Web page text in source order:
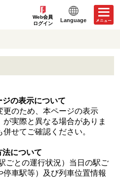
Web会員
ログイン
Language
の表示について
のため、本ページの表示
が実際と異なる場合がありま
せてご確認ください。
について
ごとの運行状況）当日の駅ご
車駅等）及び列車位置情報